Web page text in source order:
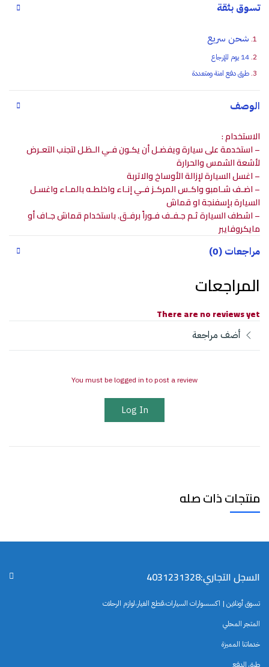
تسوق بثقة
شحن سريع
14 يوم للإرجاع
طرق دفع امنة ومتعددة
الوصف
الاستخدام :
– استخدمة على سيارة ويفضـل أن يكـون فـي الـظـل لتجنب التعـرض
لأشعة الشمس والحرارة
– اغسل السيارة لإزالة الأوساخ والاتربة
– اضـف شـامبو واكـس المركـز فـي إنـاء واخلطـه بالمـاء واغسـل
السيارة بإسفنجة او قماش
– اشطف السيارة ثـم جـفـف فـوراً برفـق. باستخدام قماش جـاف أو
مايكروفايبر
مراجعات (0)
المراجعات
There are no reviews yet
أضف مراجعة
You must be logged in to post a review
Log In
منتجات ذات صله
السجل التجاري:4031231328
تسوق أونلاين | اكسسوارات السيارات،قطع الغيار،لوازم الرحلات
المتجر المحلي
خدماتنا المميزة
طرق الدفع